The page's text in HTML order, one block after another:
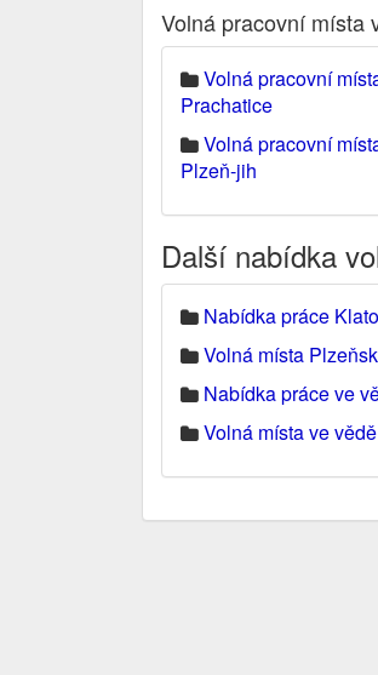
Volná pracovní místa
Volná pracovní
Prachatice
Volná pracovní
Plzeň-jih
Další nabídka
Nabídka práce
Volná místa
Nabídka práce ve
Volná místa ve